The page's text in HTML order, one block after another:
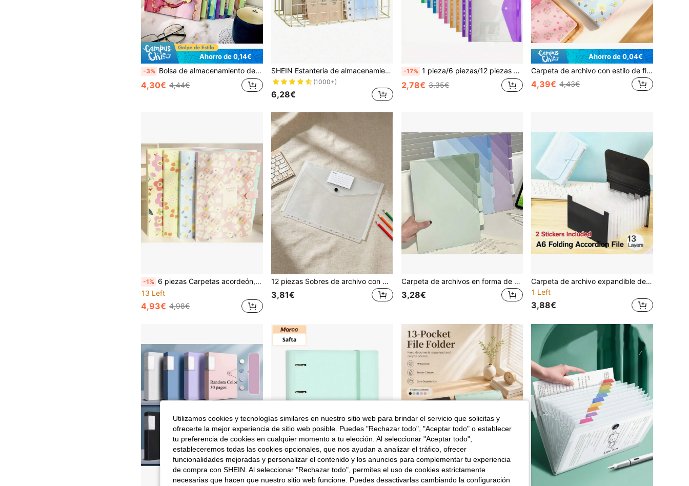
Ahorro de 0,14€
-3% Bolsa de almacenamiento de archivos de moda, 5 bolsillos, 16 etiquetas, carpeta de archivos expandible de textura natural, haz que tu estudio, vida y trabajo sean únicos - 8 patrones disponibles, esencial de regreso a la escuela, temporada de apertura escolar, útiles escolares
4,30€ 4,44€
SHEIN Estantería de almacenamiento de múltiples capas para cartas y libros, decoración del hogar minimalista de vuelta al colegio
(1000+)
6,28€
-17% 1 pieza/6 piezas/12 piezas Bolsillos para carpetas con 11 agujeros, carpetas expandibles para 2/3/4 anillos, bolsillos para documentos con broches y pestañas, carpetas transparentes en paquete mixto, bolsas de archivo de plástico, para escuela, oficina en casa, asistencia, viajes - Conveniente de llevar, papel mensual portátil, vuelta a la escuela
2,78€ 3,35€
Ahorro de 0,04€
Carpeta de archivo con estilo de flor, carpetas expandibles con etiquetas para volver a la escuela, organizador de archivos con estilo, organizador de archivos acordeón tamaño carta para la escuela, la oficina y el hogar, opciones de multicolor para volver a la escuela, útiles escolares
4,39€ 4,43€
-1% 6 piezas Carpetas acordeón, Portadocumentos de plástico mate con estampado floral de dibujos animados en tamaño A4, Organizador de archivos impermeable para estudiantes
13 Left
4,93€ 4,98€
12 piezas Sobres de archivo con botón de presión de 11 agujeros transparentes, con etiquetas de índice en blanco, bolsas de documentos de plástico portátiles e impermeables, para almacenamiento de papel, bolsas de organización de oficina decorativas y ligeras, adecuadas para escuela, negocios, clasificación de papel de viaje
3,81€
Carpeta de archivos en forma de L de gran capacidad con 5 secciones en degradado verde, púrpura y azul - Plástico acrílico nitrilo butadieno estireno duradero, ideal para el almacenamiento de exámenes y documentos de estudiantes, organizador de exámenes|Diseño en forma de L|Construcción de plástico grueso
3,28€
Carpeta de archivo expandible de 13 ranuras, tamaño A6, material de PP, caja de almacenamiento plegable transparente, tonos de color macarrón y apagado, útiles de oficina resistentes al agua y a las manchas, bolsa de almacenamiento para recibos, joyas y pequeños regalos
1 Left
3,88€
Utilizamos cookies y tecnologías similares en nuestro sitio web para brindar el servicio que solicitas y
ofrecerte la mejor experiencia de sitio web posible. Puedes "Rechazar todo", "Aceptar todo" o establecer
tu preferencia de cookies en cualquier momento a tu elección. Al seleccionar "Aceptar todo",
estableceremos todas las cookies opcionales, que nos ayudan a analizar el tráfico, ofrecer
funcionalidades mejoradas y personalizar el contenido y los anuncios para complementar tu experiencia
de compra con SHEIN. Al seleccionar "Rechazar todo", permites el uso de cookies estrictamente
necesarias que hacen que nuestro sitio web funcione. Puedes desactivarlas cambiando la configuración